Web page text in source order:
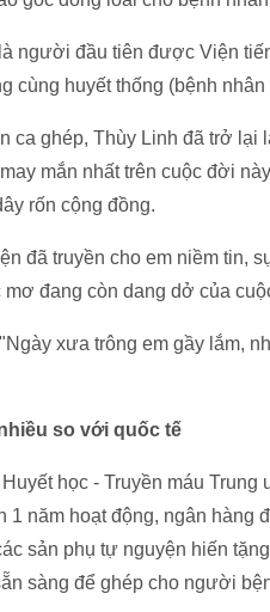
người đầu tiên được Viện
cùng huyết thống (bệnh
ca ghép, Thùy Linh đã trở
mắn nhất trên cuộc đời
rốn cộng đồng.
đã truyền cho em niềm tin,
đang còn dang dở của
xưa trông em gầy lắm,
so với quốc tế
học - Truyền máu
1 năm hoạt động, ngân hàng
sản phụ tự nguyện hiến
sàng để ghép cho người